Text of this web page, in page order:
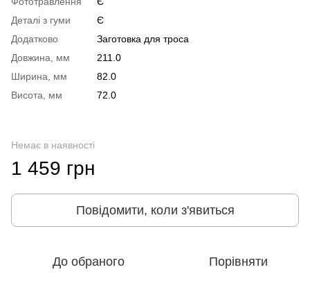
Деталі з гуми
Є
Додатково
Заготовка для троса
Довжина, мм
211.0
Ширина, мм
82.0
Висота, мм
72.0
Немає в наявності
1 459 грн
Повідомити, коли з'явиться
До обраного Порівняти